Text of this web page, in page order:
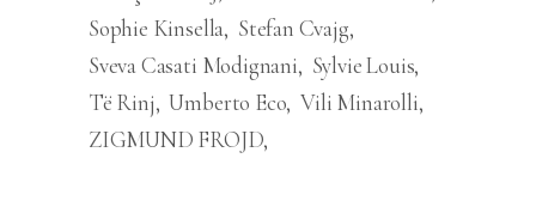
Sophie Kinsella Stefan Cvajg
Sveva Casati Modignani
Sylvie Louis
Të Rinj Umberto Eco Vili Minarolli
ZIGMUND FROJD